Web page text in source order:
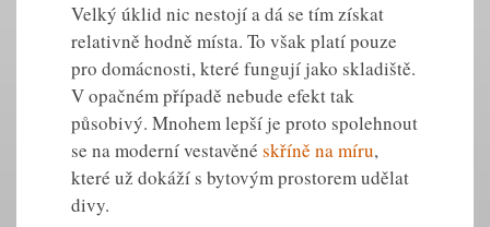
Velký úklid nic nestojí a dá se tím získat
relativně hodně místa. To však platí pouze
pro domácnosti, které fungují jako skladiště.
V opačném případě nebude efekt tak
působivý. Mnohem lepší je proto spolehnout
se na moderní vestavěné skříně na míru,
které už dokáží s bytovým prostorem udělat
divy.